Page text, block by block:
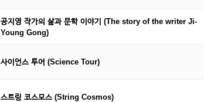
공지영 작가의 삶과 문학 이야기 (The story of the writer Ji-
Young Gong)
사이언스 투어 (Science Tour)
스트링 코스모스 (String Cosmos)